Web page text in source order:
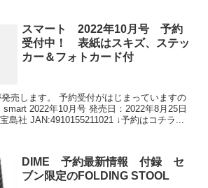
スマート 2022年10月号 予約
受付中！ 表紙はスキズ、ステッ
カー＆フォトカード付
売します。 予約受付がはじまっていますの
2022年10月号 発売日：2022年8月25日
島社 JAN:4910155211021 ↓予約はコチラ...
DIME 予約最新情報 付録 セ
ブン限定のFOLDING STOOL